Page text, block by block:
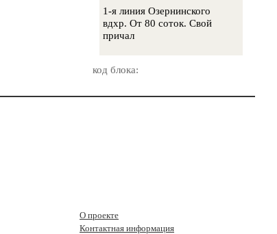
1-я линия Озернинского
вдхр. От 80 соток. Свой
причал
код блока:
О проекте
Контактная информация